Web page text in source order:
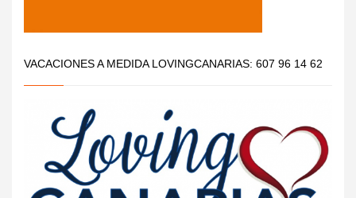
VACACIONES A MEDIDA LOVINGCANARIAS: 607 96 14 62